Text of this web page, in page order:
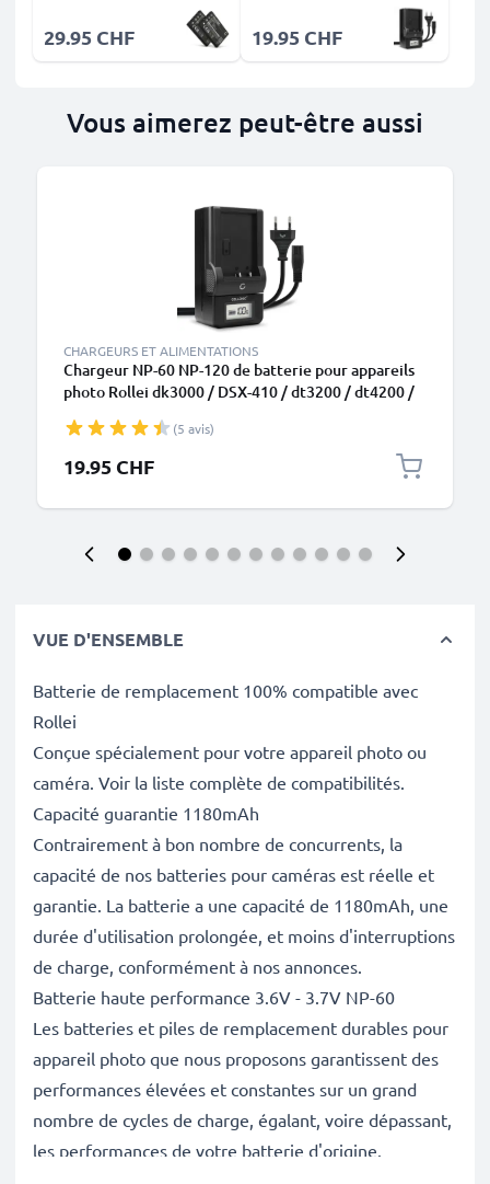
29.95 CHF 19.95 CHF
Vous aimerez peut-être aussi
CHARGEURS ET ALIMENTATIONS
Chargeur NP-60 NP-120 de batterie pour appareils
photo Rollei dk3000 / DSX-410 / dt3200 / dt4200 /
(5 avis)
19.95 CHF
VUE D'ENSEMBLE
Batterie de remplacement 100% compatible avec
Rollei
Conçue spécialement pour votre appareil photo ou
caméra. Voir la liste complète de compatibilités.
Capacité guarantie 1180mAh
Contrairement à bon nombre de concurrents, la
capacité de nos batteries pour caméras est réelle et
garantie. La batterie a une capacité de 1180mAh, une
durée d'utilisation prolongée, et moins d'interruptions
de charge, conformément à nos annonces.
Batterie haute performance 3.6V - 3.7V NP-60
Les batteries et piles de remplacement durables pour
appareil photo que nous proposons garantissent des
performances élevées et constantes sur un grand
nombre de cycles de charge, égalant, voire dépassant,
les performances de votre batterie d'origine.